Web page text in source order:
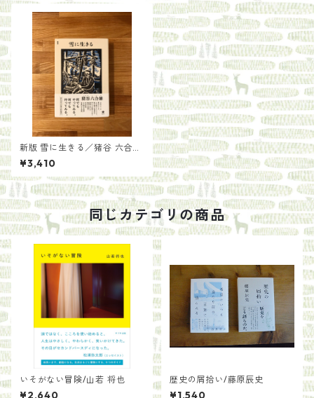
新版 雪に生きる／猪谷 六合雄
(著)
¥3,410
同じカテゴリの商品
いそがない冒険/山若 将也
¥2,640
歴史の屑拾い/藤原辰史
¥1,540